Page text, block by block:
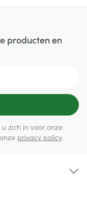
producten en
u zich in voor onze
privacy policy.